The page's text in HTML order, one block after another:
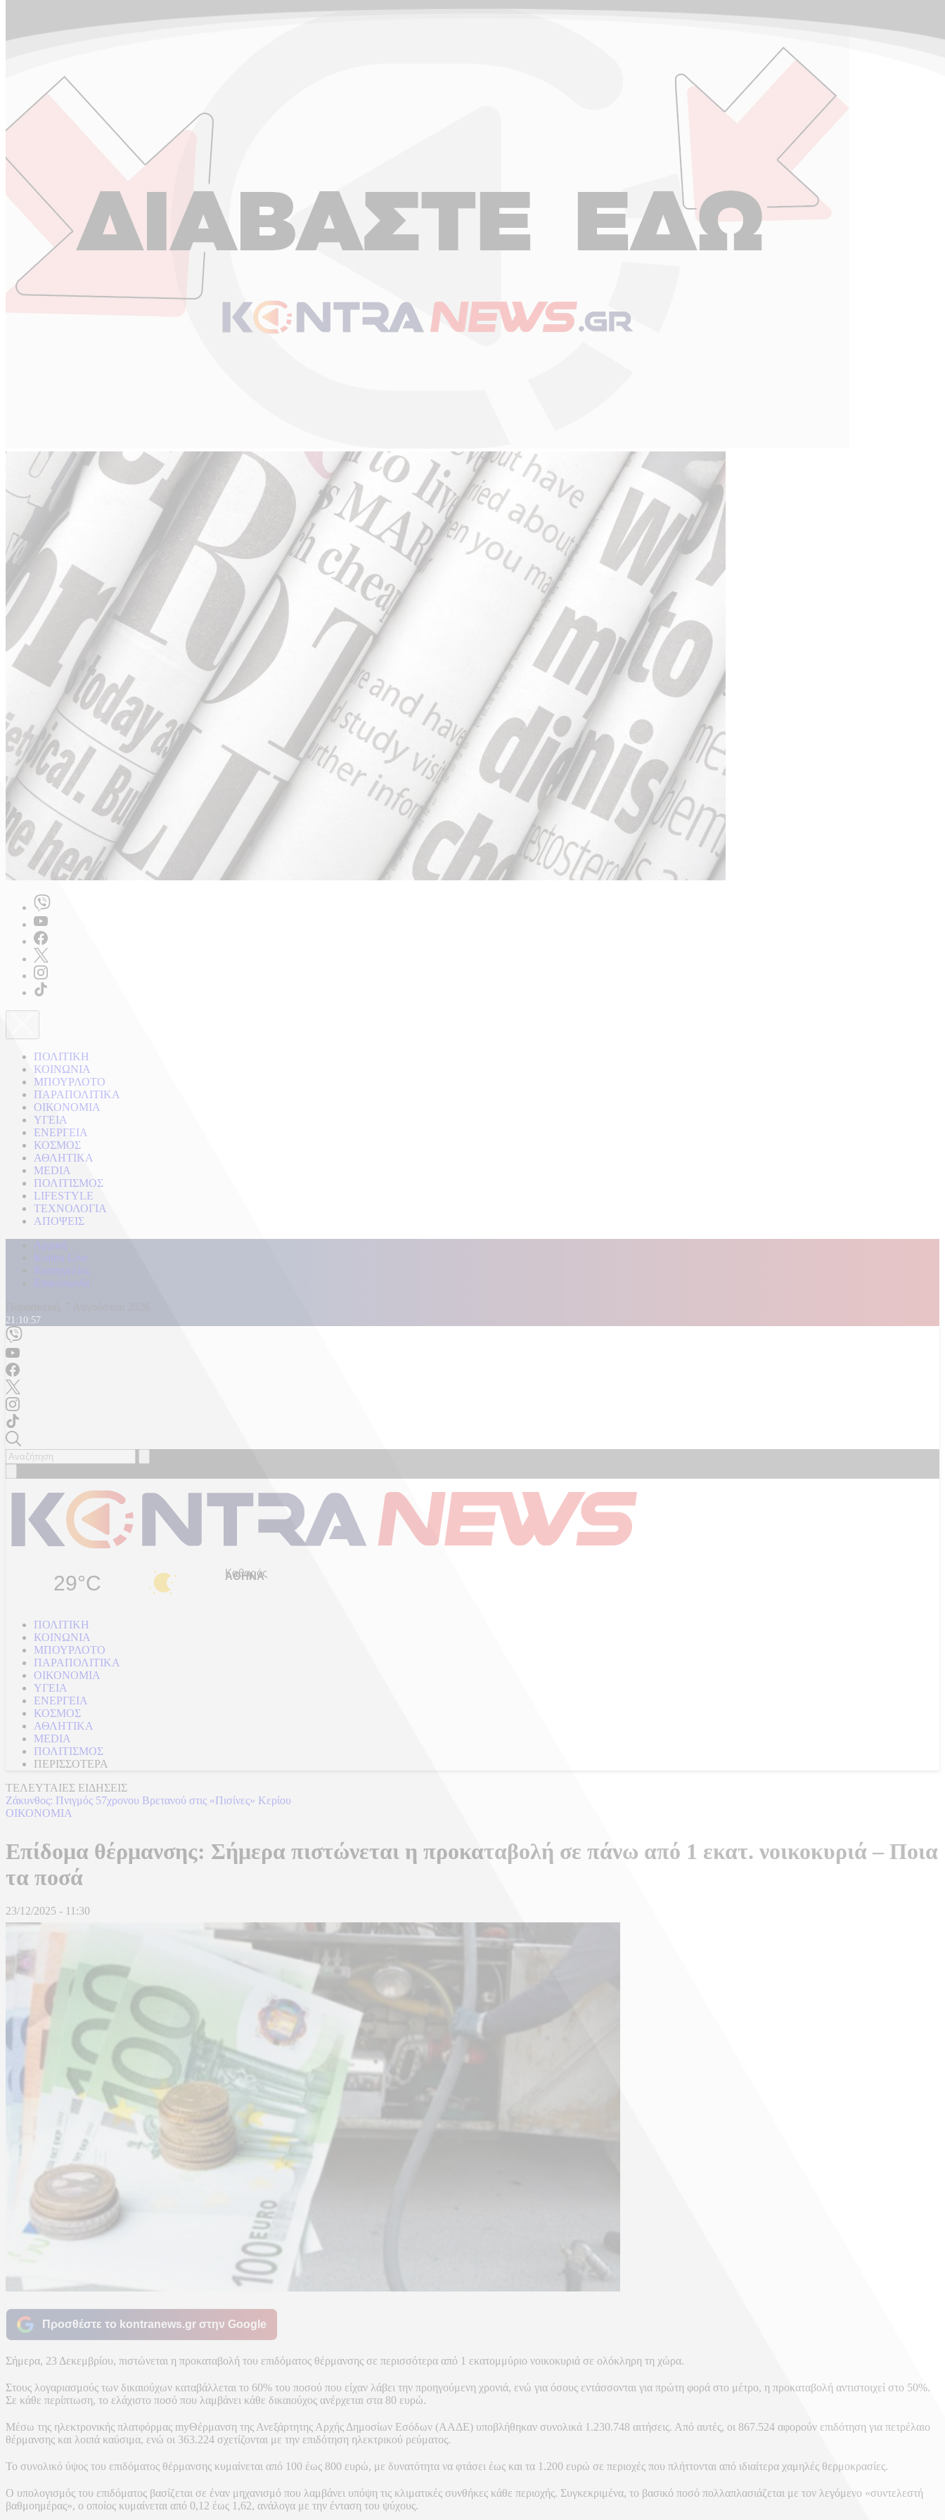
ΠΟΛΙΤΙΚΗ
ΚΟΙΝΩΝΙΑ
ΜΠΟΥΡΛΟΤΟ
ΠΑΡΑΠΟΛΙΤΙΚΑ
ΟΙΚΟΝΟΜΙΑ
ΥΓΕΙΑ
ΕΝΕΡΓΕΙΑ
ΚΟΣΜΟΣ
ΑΘΛΗΤΙΚΑ
MEDIA
ΠΟΛΙΤΙΣΜΟΣ
LIFESTYLE
ΤΕΧΝΟΛΟΓΙΑ
ΑΠΟΨΕΙΣ
Αρχική
Kontra Live
Καταγγελίες
Επικοινωνία
21:10:59
29°C Καθαρός
ΠΟΛΙΤΙΚΗ
ΚΟΙΝΩΝΙΑ
ΜΠΟΥΡΛΟΤΟ
ΠΑΡΑΠΟΛΙΤΙΚΑ
ΟΙΚΟΝΟΜΙΑ
ΥΓΕΙΑ
ΕΝΕΡΓΕΙΑ
ΚΟΣΜΟΣ
ΑΘΛΗΤΙΚΑ
MEDIA
ΠΟΛΙΤΙΣΜΟΣ
ΠΕΡΙΣΣΟΤΕΡΑ
ΤΕΛΕΥΤΑΙΕΣ ΕΙΔΗΣΕΙΣ
Ζάκυνθος: Πνιγμός 57χρονου Βρετανού στις «Πισίνες» Κερίου
ΟΙΚΟΝΟΜΙΑ
Επίδομα θέρμανσης: Σήμερα πιστώνεται η προκαταβολή σε πάνω από 1 εκατ. νοικοκυριά – Ποια
τα ποσά
23/12/2025 - 11:30
Προσθέστε το kontranews.gr στην Google
Σήμερα, 23 Δεκεμβρίου, πιστώνεται η προκαταβολή του επιδόματος θέρμανσης σε περισσότερα από 1 εκατομμύριο νοικοκυριά σε ολόκληρη τη χώρα.
Στους λογαριασμούς των δικαιούχων καταβάλλεται το 60% του ποσού που είχαν λάβει την προηγούμενη χρονιά, ενώ για όσους εντάσσονται για πρώτη φορά στο μέτρο, η προκαταβολή αντιστοιχεί στο 50%.
Σε κάθε περίπτωση, το ελάχιστο ποσό που λαμβάνει κάθε δικαιούχος ανέρχεται στα 80 ευρώ.
Μέσω της ηλεκτρονικής πλατφόρμας myΘέρμανση της Ανεξάρτητης Αρχής Δημοσίων Εσόδων (ΑΑΔΕ) υποβλήθηκαν συνολικά 1.230.748 αιτήσεις. Από αυτές, οι 867.524 αφορούν επιδότηση για πετρέλαιο
θέρμανσης και λοιπά καύσιμα, ενώ οι 363.224 σχετίζονται με την επιδότηση ηλεκτρικού ρεύματος.
Το συνολικό ύψος του επιδόματος θέρμανσης κυμαίνεται από 100 έως 800 ευρώ, με δυνατότητα να φτάσει έως και τα 1.200 ευρώ σε περιοχές που πλήττονται από ιδιαίτερα χαμηλές θερμοκρασίες.
Ο υπολογισμός του επιδόματος βασίζεται σε έναν μηχανισμό που λαμβάνει υπόψη τις κλιματικές συνθήκες κάθε περιοχής. Συγκεκριμένα, το βασικό ποσό πολλαπλασιάζεται με τον λεγόμενο «συντελεστή
βαθμοημέρας», ο οποίος κυμαίνεται από 0,12 έως 1,62, ανάλογα με την ένταση του ψύχους.